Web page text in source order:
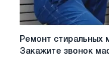
Ремонт
стиральных
Ремонт стиральных
Закажите звонок